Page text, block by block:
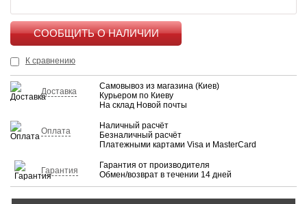
К сравнению
Доставка
Самовывоз из магазина (Киев)
Курьером по Киеву
На склад Новой почты
Оплата
Наличный расчёт
Безналичный расчёт
Платежными картами Visa и MasterCard
Гарантия
Гарантия от производителя
Обмен/возврат в течении 14 дней